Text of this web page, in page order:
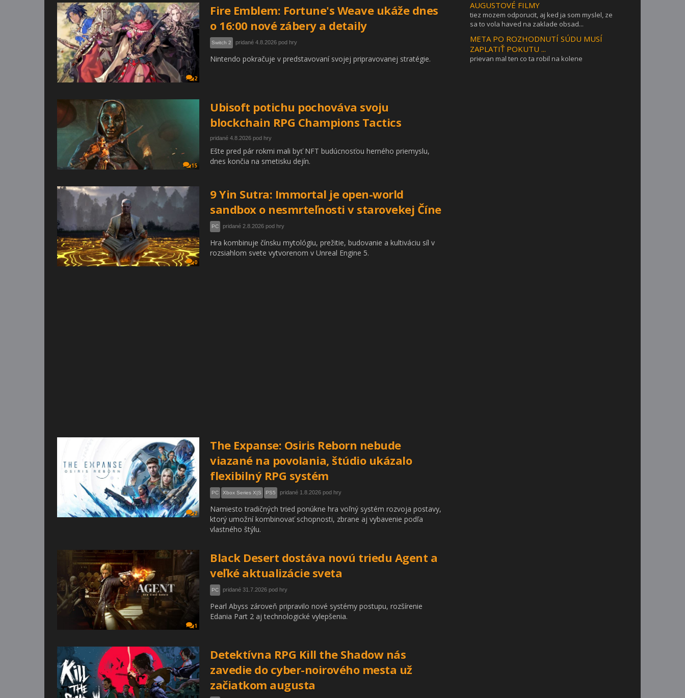
2
Fire Emblem: Fortune's Weave ukáže dnes
o 16:00 nové zábery a detaily
Switch 2 pridané 4.8.2026 pod hry
Nintendo pokračuje v predstavovaní svojej pripravovanej stratégie.
15
Ubisoft potichu pochováva svoju
blockchain RPG Champions Tactics
pridané 4.8.2026 pod hry
Ešte pred pár rokmi mali byť NFT budúcnosťou herného priemyslu,
dnes končia na smetisku dejín.
0
9 Yin Sutra: Immortal je open-world
sandbox o nesmrteľnosti v starovekej Číne
PC pridané 2.8.2026 pod hry
Hra kombinuje čínsku mytológiu, prežitie, budovanie a kultiváciu síl v
rozsiahlom svete vytvorenom v Unreal Engine 5.
2
The Expanse: Osiris Reborn nebude
viazané na povolania, štúdio ukázalo
flexibilný RPG systém
PC Xbox Series X|S PS5 pridané 1.8.2026 pod hry
Namiesto tradičných tried ponúkne hra voľný systém rozvoja postavy,
ktorý umožní kombinovať schopnosti, zbrane aj vybavenie podľa
vlastného štýlu.
1
Black Desert dostáva novú triedu Agent a
veľké aktualizácie sveta
PC pridané 31.7.2026 pod hry
Pearl Abyss zároveň pripravilo nové systémy postupu, rozšírenie
Edania Part 2 aj technologické vylepšenia.
Detektívna RPG Kill the Shadow nás
zavedie do cyber-noirového mesta už
začiatkom augusta
AUGUSTOVÉ FILMY
tiez mozem odporucit, aj ked ja som myslel, ze
sa to vola haved na zaklade obsad...
META PO ROZHODNUTÍ SÚDU MUSÍ
ZAPLATIŤ POKUTU ...
prievan mal ten co ta robil na kolene